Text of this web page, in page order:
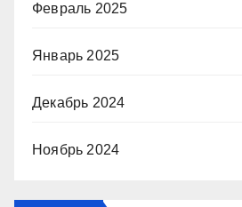
Февраль 2025
Январь 2025
Декабрь 2024
Ноябрь 2024